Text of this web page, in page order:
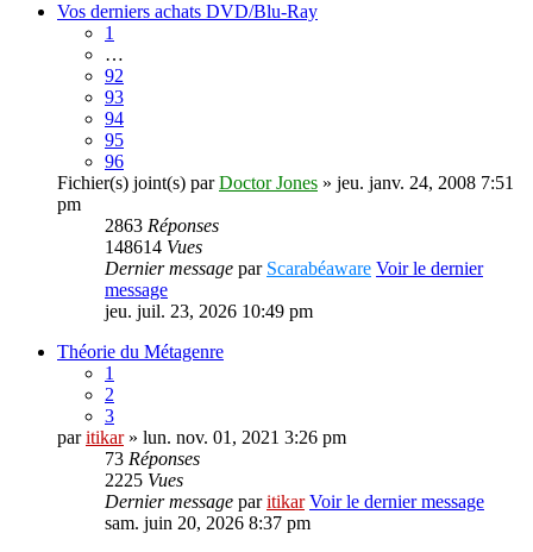
Vos derniers achats DVD/Blu-Ray
1
…
92
93
94
95
96
Fichier(s) joint(s) parDoctor Jones » jeu. janv. 24, 2008 7:51
pm
2863 Réponses
148614 Vues
Dernier message par Scarabéaware Voir le dernier
message
jeu. juil. 23, 2026 10:49 pm
Théorie du Métagenre
1
2
3
paritikar» lun. nov. 01, 2021 3:26 pm
73 Réponses
2225 Vues
Dernier message paritikar Voir le dernier message
sam. juin 20, 2026 8:37 pm